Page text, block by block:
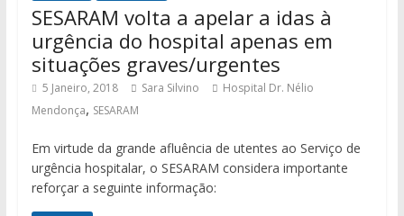
SESARAM volta a apelar a idas à
urgência do hospital apenas em
situações graves/urgentes
5 Janeiro, 2018 Sara Silvino
Hospital Dr. Nélio
Mendonça, SESARAM
Em virtude da grande afluência de utentes ao Serviço de
urgência hospitalar, o SESARAM considera importante
reforçar a seguinte informação: